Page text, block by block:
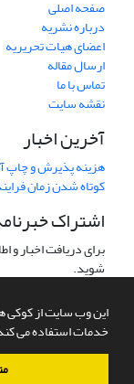
این وب سایت از کوکی
خدمات استفاده می
صفحه اصلی
درباره نشریه
اعضای هیات تحریریه
ارسال مقاله
تماس با ما
نقشه سایت
آخرین اخبار
هزینه پذیرش و چاپ
کوتاه شدن زمان
اشتراک
برای دریافت اخبار
شوید.